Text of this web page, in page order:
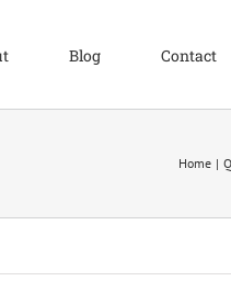
Blog Contact
Home